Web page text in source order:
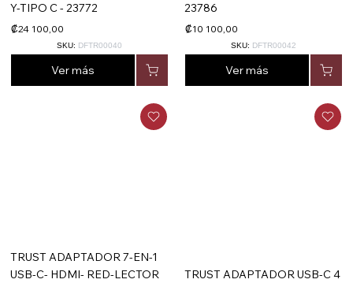
Y-TIPO C - 23772
₡24 100,00
Ver más
SKU: DFTR00040
23786
₡10 100,00
Ver más
SKU: DFTR00042
TRUST ADAPTADOR 7-EN-1
USB-C- HDMI- RED-LECTOR
TRUST ADAPTADOR USB-C 4